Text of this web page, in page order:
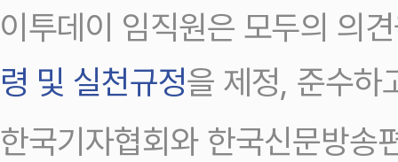
이투데이 임직원은 모두의 의
령 및 실천규정을 제정, 준수하
한국기자협회와 한국신문방송